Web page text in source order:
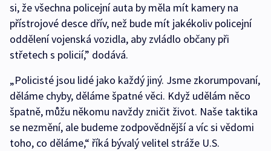
si, že všechna policejní auta by měla mít kamery na
přístrojové desce dřív, než bude mít jakékoliv policejní
oddělení vojenská vozidla, aby zvládlo občany při
střetech s policií,” dodává.
„Policisté jsou lidé jako každý jiný. Jsme zkorumpovaní,
děláme chyby, děláme špatné věci. Když udělám něco
špatně, můžu někomu navždy zničit život. Naše taktika
se nezmění, ale budeme zodpovědnější a víc si vědomi
toho, co děláme,“ říká bývalý velitel stráže U.S.